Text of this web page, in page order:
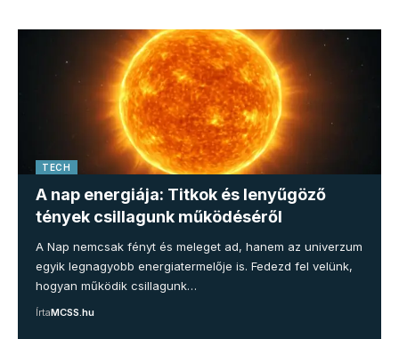
TECH
A nap energiája: Titkok és lenyűgöző
tények csillagunk működéséről
A Nap nemcsak fényt és meleget ad, hanem az univerzum
egyik legnagyobb energiatermelője is. Fedezd fel velünk,
hogyan működik csillagunk…
ÍrtaMCSS.hu